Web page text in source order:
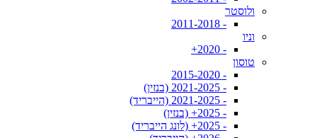
ולוסטר
- 2011-2018
וניו
- 2020+
טוסון
- 2015-2020
- 2021-2025 (בנזין)
- 2021-2025 (הייבריד)
- 2025+ (בנזין)
- 2025+ (לונג הייבריד)